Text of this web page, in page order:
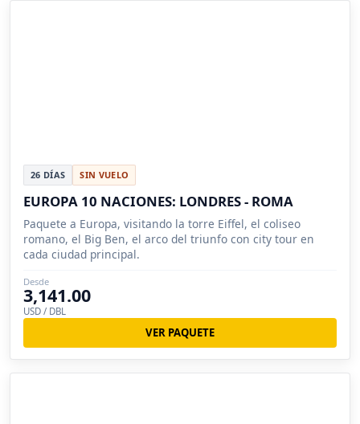
26 DÍAS SIN VUELO
EUROPA 10 NACIONES: LONDRES - ROMA
Paquete a Europa, visitando la torre Eiffel, el coliseo
romano, el Big Ben, el arco del triunfo con city tour en
cada ciudad principal.
Desde
3,141.00
USD / DBL
VER PAQUETE